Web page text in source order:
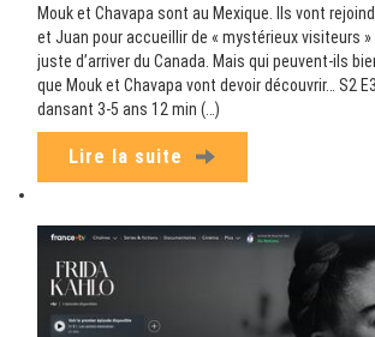
Mouk et Chavapa sont au Mexique. Ils vont
et Juan pour accueillir de « mystérieux visiteurs
juste d’arriver du Canada. Mais qui peuvent-ils
que Mouk et Chavapa vont devoir découvrir… S2
dansant 3-5 ans 12 min (…)
Lire la suite